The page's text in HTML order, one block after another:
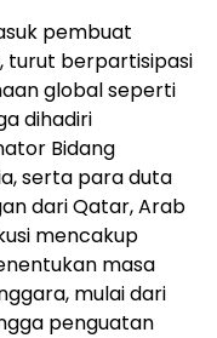
pembuat
turut berpartisipasi
global seperti
dihadiri
Bidang
serta para duta
dari Qatar, Arab
mencakup
masa
mulai dari
penguatan